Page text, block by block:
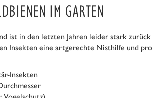
IM GARTEN
ist in den letzten Jahren leider stark zurück
Insekten eine artgerechte Nisthilfe und
Insekten